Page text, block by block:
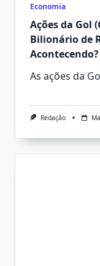
Economia
Ações da Gol
Bilionário de
Acontecendo?
As ações da
Redação